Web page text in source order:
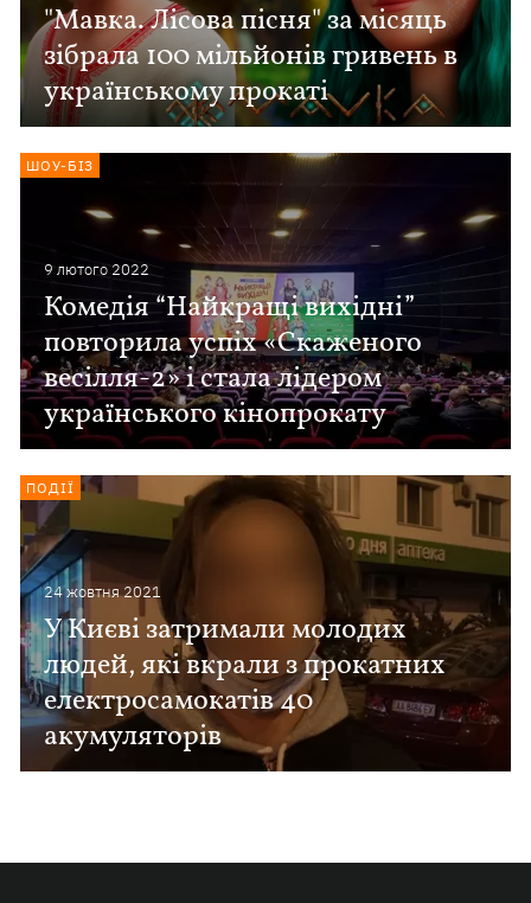
"Мавка. Лісова пісня" за місяць
зібрала 100 мільйонів гривень в
українському прокаті
9 лютого 2022
Комедія “Найкращі вихідні”
повторила успіх «Скаженого
весілля-2» і стала лідером
українського кінопрокату
ШОУ-БІЗ
24 жовтня 2021
У Києві затримали молодих
людей, які вкрали з прокатних
електросамокатів 40
акумуляторів
ПОДІЇ